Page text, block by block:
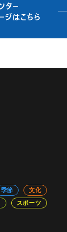
季節
文化
スポーツ